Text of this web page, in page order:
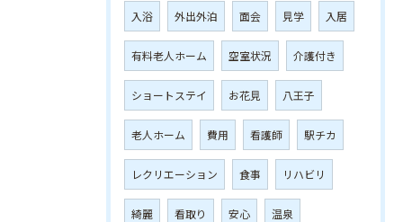
入浴 外出外泊 面会 見学 入居
有料老人ホーム 空室状況 介護付き
ショートステイ お花見 八王子
老人ホーム 費用 看護師 駅チカ
レクリエーション 食事 リハビリ
綺麗 看取り 安心 温泉